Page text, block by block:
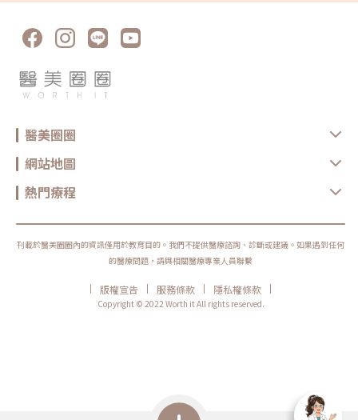
醫美圈圈
網站地圖
熱門療程
刊載於醫美圈圈內的資訊僅用於教育目的。我們不提供醫療諮詢、診斷或建議。如果遇到任何
的醫療問題，請與相關醫療專業人員聯繫
| 版權宣告 | 服務條款 | 隱私權條款
|
Copyright © 2022 Worth it All rights reserved.